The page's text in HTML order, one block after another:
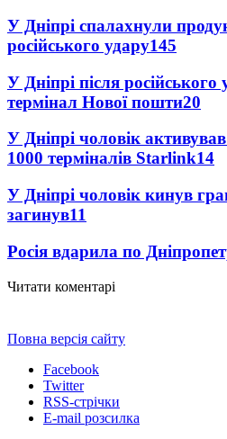
У Дніпрі спалахнули
російського удару145
У Дніпрі після російського
термінал Нової пошти20
У Дніпрі чоловік
1000 терміналів Starlink14
У Дніпрі чоловік кинув
загинув11
Росія вдарила по
Читати коментарі
Повна версія сайту
Facebook
Twitter
RSS-стрічки
E-mail розсилка